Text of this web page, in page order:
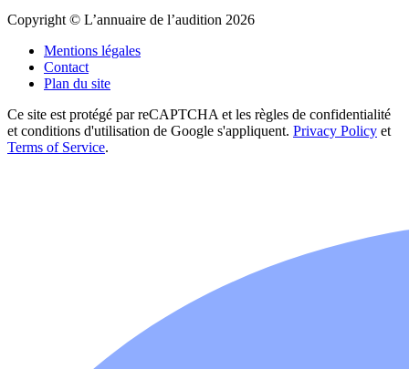
Copyright © L’annuaire de l’audition 2026
Mentions légales
Contact
Plan du site
Ce site est protégé par reCAPTCHA et les règles de confidentialité
et conditions d'utilisation de Google s'appliquent. Privacy Policy et
Terms of Service.